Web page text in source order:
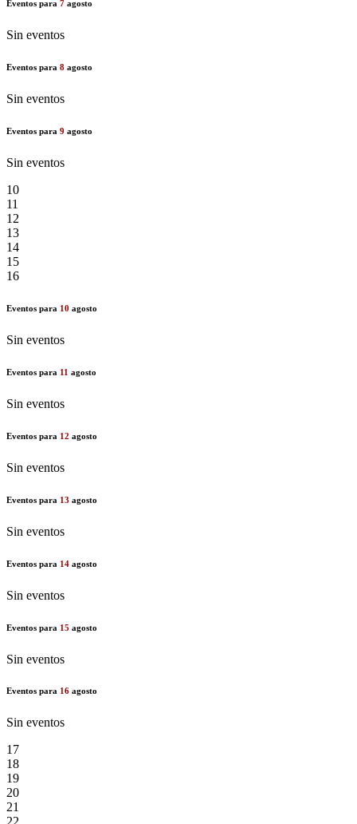
Eventos para 7 agosto
Sin eventos
Eventos para 8 agosto
Sin eventos
Eventos para 9 agosto
Sin eventos
10
11
12
13
14
15
16
Eventos para 10 agosto
Sin eventos
Eventos para 11 agosto
Sin eventos
Eventos para 12 agosto
Sin eventos
Eventos para 13 agosto
Sin eventos
Eventos para 14 agosto
Sin eventos
Eventos para 15 agosto
Sin eventos
Eventos para 16 agosto
Sin eventos
17
18
19
20
21